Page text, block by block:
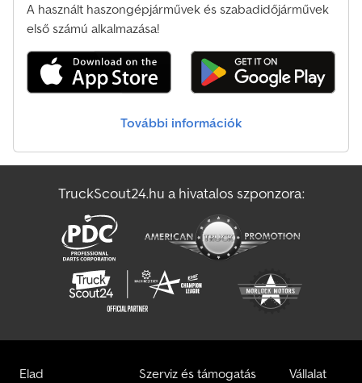
A használt haszongépjárművek és szabadidőjárművek
első számú alkalmazása!
További információk
TruckScout24.hu a hivatalos szponzora:
Elad Szerviz és támogatás Vállalat